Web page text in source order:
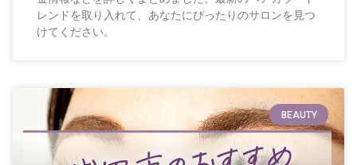
レンドを取り入れて、あなたにぴったりのサロンを見つ
けてください。
BEAUTY